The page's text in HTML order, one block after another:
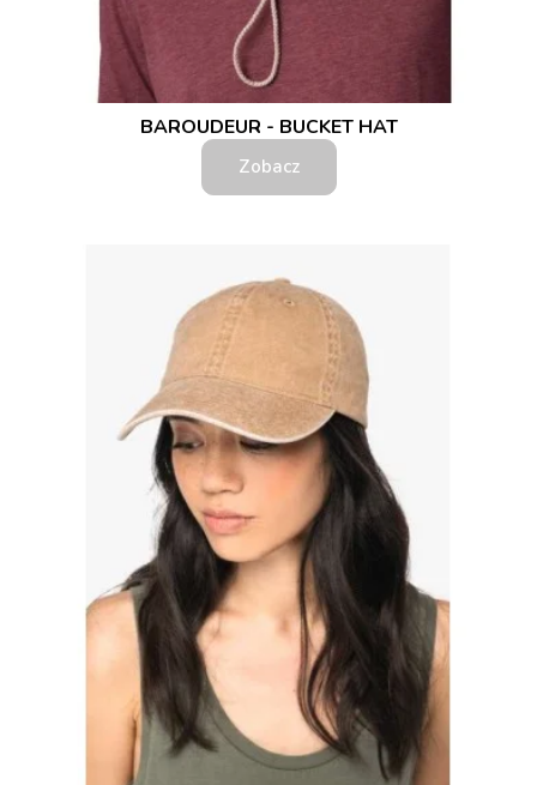
BAROUDEUR - BUCKET HAT
Zobacz